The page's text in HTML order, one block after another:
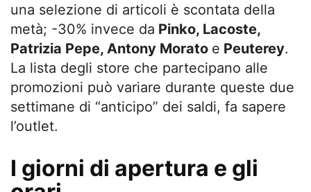
una selezione di articoli è scontata della
metà; -30% invece da Pinko, Lacoste,
Patrizia Pepe, Antony Morato e Peuterey.
La lista degli store che partecipano alle
promozioni può variare durante queste due
settimane di “anticipo” dei saldi, fa sapere
l’outlet.
I giorni di apertura e gli